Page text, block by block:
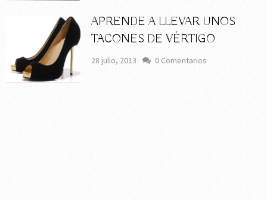
APRENDE A LLEVAR UNOS
TACONES DE VÉRTIGO
28 julio, 2013 0 Comentarios